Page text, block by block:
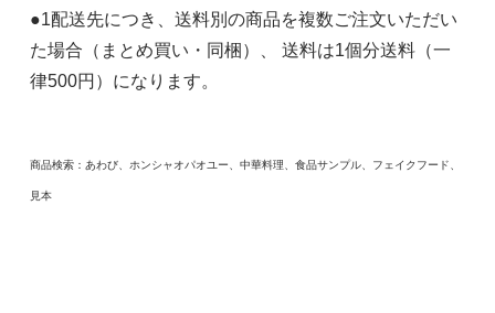
●1配送先につき、送料別の商品を複数ご注文いただい
た場合（まとめ買い・同梱）、 送料は1個分送料（一
律500円）になります。
商品検索：あわび、ホンシャオパオユー、中華料理、食品サンプル、フェイクフード、
見本